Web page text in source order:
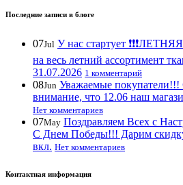
Последние записи в блоге
07Jul У нас стартует
на весь летний ассортимент
31.07.2026 1 комментарий
08Jun Уважаемые
внимание, что 12.06 наш
Нет комментариев
07May Поздравляем Всех с
С Днем Победы!!! Дарим
вкл. Нет комментариев
Контактная информация